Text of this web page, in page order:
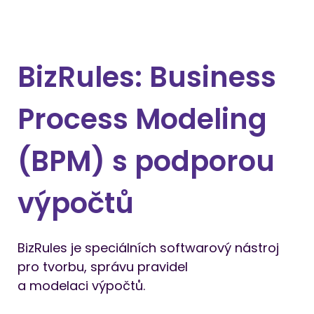
BizRules: Business
Process Modeling
(BPM) s podporou
výpočtů
BizRules je speciálních softwarový nástroj
pro tvorbu, správu pravidel
a modelaci výpočtů.